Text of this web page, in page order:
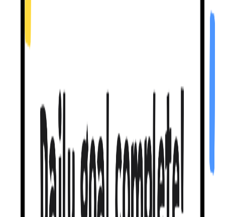
Ошибки —это хорошо.
Когда ты ошибаешься, я не стыжу тебя. Я мягко
подталкиваю к правильному варианту и даю попробовать
снова. Никаких жирных красных крестов. Никаких
потерянных сердечек. Duolingo наказывает за ошибки. Я
поощряю их.